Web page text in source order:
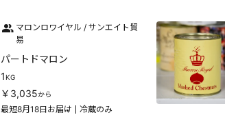
マロンロワイヤル / サンエイト貿
易
パートドマロン
1KG
￥3,035から
最短8月18日お届け 冷蔵のみ